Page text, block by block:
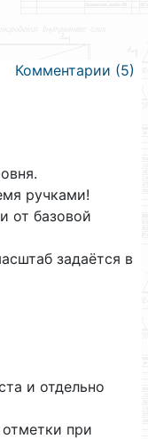
Комментарии (5)
ручками!
от базовой
задаётся в
и отдельно
при